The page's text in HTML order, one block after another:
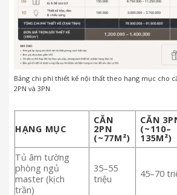
Bảng chi phí thiết kế nội thất theo hạng mục cho
2PN và 3PN
HẠNG MỤC
CĂN
2PN
(~77M²)
CĂN
(~110–
135M²)
Tủ âm tường
phòng ngủ
master (kịch
trần)
35–55
triệu
45–70